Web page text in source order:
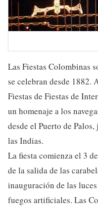
Las Fiestas Colombinas
se celebran desde 1882.
Fiestas de Fiestas de
un homenaje a los
desde el Puerto de
las Indias.
La fiesta comienza el 3
de la salida de las
inauguración de las
fuegos artificiales. Las